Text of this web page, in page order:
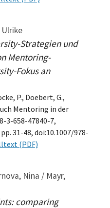
Strategien und
Mentoring-
Fokus an
P., Doebert, G.,
Mentoring in der
3-658-47840-7,
31-48, doi:10.1007/978-
(PDF)
Nina / Mayr,
comparing